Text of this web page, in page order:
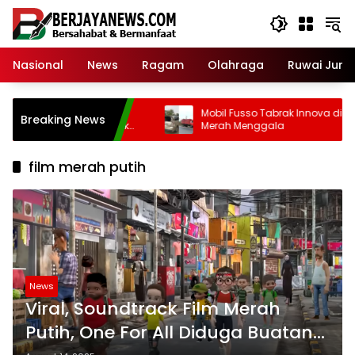
Skip
content
Nasional
News Ragam Olahraga Ruwai Jurai
Breaking News
Bergizi Gratis
Permanen Jika Tak
Laik Higiene!
Mobil Fusso Tabrak Innova di
Merah Menggala
film merah putih
News
Viral, Soundtrack Film Merah
Putih, One For All Diduga Buatan